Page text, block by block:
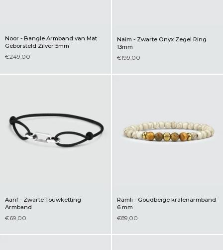
Noor - Bangle Armband van Mat
Geborsteld Zilver 5mm
€249,00
Naim - Zwarte Onyx Zegel Ring
13mm
€199,00
Aarif - Zwarte Touwketting
Armband
€69,00
Ramli - Goudbeige kralenarmband
6 mm
€89,00